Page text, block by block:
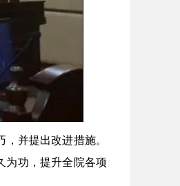
并提出改进措施。
为功，提升全院各项